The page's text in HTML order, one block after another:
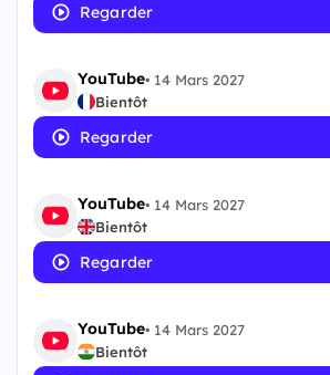
Regarder
YouTube• 14 Mars 2027
Bientôt
Regarder
YouTube• 14 Mars 2027
Bientôt
Regarder
YouTube• 14 Mars 2027
Bientôt